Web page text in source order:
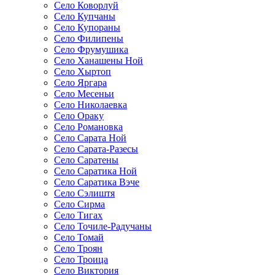
Село Коворлуй
Село Купчаны
Село Купораны
Село Филипены
Село Фрумушика
Село Ханашены Ной
Село Хыртоп
Село Яргара
Село Месеньи
Село Николаевка
Село Ораку
Село Романовка
Село Сарата Ной
Село Сарата-Разесы
Село Саратены
Село Саратика Ной
Село Саратика Вэче
Село Сэлиштя
Село Сирма
Село Тигах
Село Точиле-Радучаны
Село Томай
Село Троян
Село Троица
Село Виктория